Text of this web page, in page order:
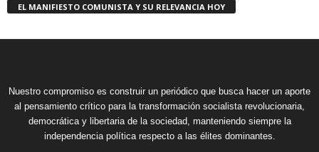
EL MANIFIESTO COMUNISTA Y SU RELEVANCIA HOY
Nuestro compromiso es construir un periódico que busca hacer un aporte
al pensamiento crítico para la transformación socialista revolucionaria,
democrática y libertaria de la sociedad, manteniendo siempre la
independencia política respecto a las élites dominantes.